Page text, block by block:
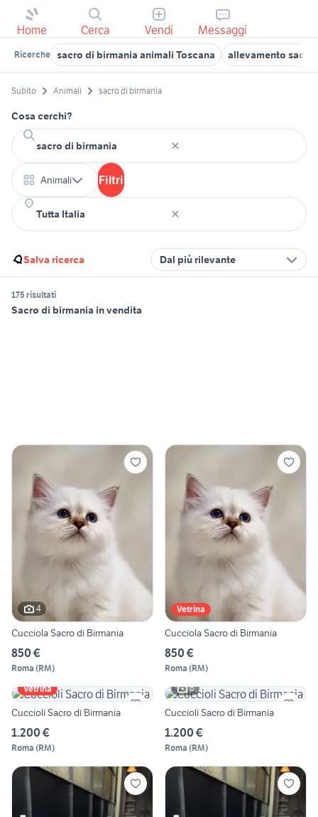
Home Cerca Vendi Messaggi
Ricerche sacro di birmania animali Toscana allevamento
Subito Animali sacro di birmania
Cosa cerchi?
Animali Filtri
Salva ricerca Dal più rilevante
175 risultati
Sacro di birmania in vendita
4
Cucciola Sacro di Birmania
850 €
Roma (RM)
Vetrina
Cucciola Sacro di Birmania
850 €
Roma (RM)
Vetrina
Cuccioli Sacro di Birmania
1.200 €
Roma (RM)
6
Cuccioli Sacro di Birmania
1.200 €
Roma (RM)